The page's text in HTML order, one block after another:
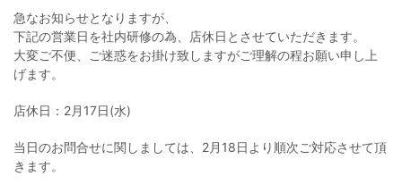
急なお知らせとなりますが、
下記の営業日を社内研修の為、店休日とさせていただきます。
大変ご不便、ご迷惑をお掛け致しますがご理解の程お願い申し上
げます。
店休日：2月17日(水)
当日のお問合せに関しましては、2月18日より順次ご対応させて頂
きます。